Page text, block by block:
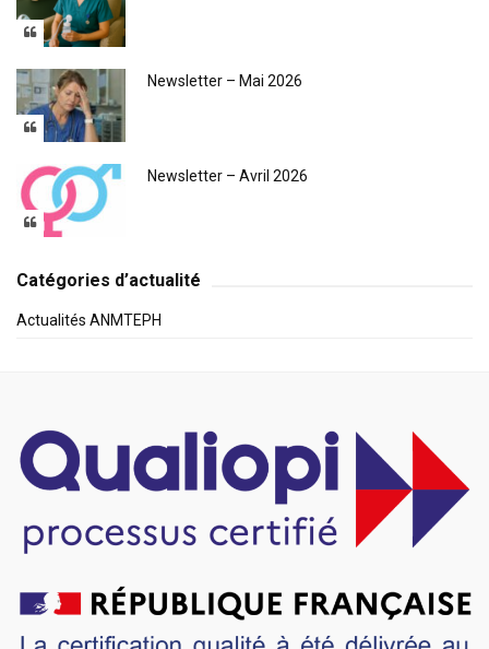
Newsletter – Mai 2026
Newsletter – Avril 2026
Catégories d’actualité
Actualités ANMTEPH